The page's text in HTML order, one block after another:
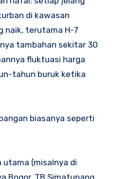
di kawasan
naik, terutama H-7
tambahan sekitar 30
fluktuasi harga
tahun buruk ketika
biasanya seperti
utama (misalnya di
Bogor, TB Simatupang,